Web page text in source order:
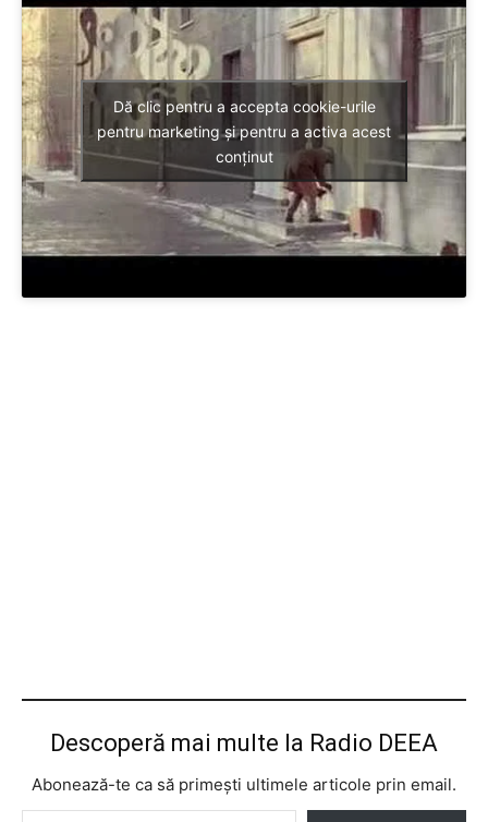
Dă clic pentru a accepta cookie-urile
pentru marketing și pentru a activa acest
conținut
Descoperă mai multe la Radio DEEA
Abonează-te ca să primești ultimele articole prin email.
Tastează emailul tău...